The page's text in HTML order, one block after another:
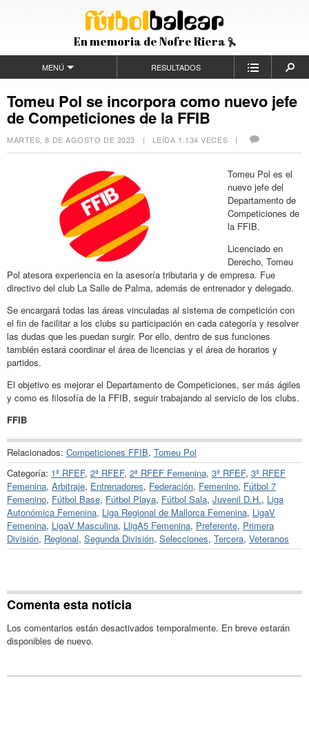
En memoria de Nofre Riera
MENÚ RESULTADOS
Tomeu Pol se incorpora como nuevo jefe
de Competiciones de la FFIB
MARTES, 8 DE AGOSTO DE 2023 | LEÍDA 1.134 VECES |
Tomeu Pol es el
nuevo jefe del
Departamento de
Competiciones de
la FFIB.
Licenciado en
Derecho, Tomeu
Pol atesora experiencia en la asesoría tributaria y de empresa. Fue
directivo del club La Salle de Palma, además de entrenador y delegado.
Se encargará todas las áreas vinculadas al sistema de competición con
el fin de facilitar a los clubs su participación en cada categoría y resolver
las dudas que les puedan surgir. Por ello, dentro de sus funciones
también estará coordinar el área de licencias y el área de horarios y
partidos.
El objetivo es mejorar el Departamento de Competiciones, ser más ágiles
y como es filosofía de la FFIB, seguir trabajando al servicio de los clubs.
FFIB
Relacionados: Competiciones FFIB, Tomeu Pol
Categoría: 1ª RFEF, 2ª RFEF, 2ª RFEF Femenina, 3ª RFEF, 3ª RFEF
Femenina, Arbitraje, Entrenadores, Federación, Femenino, Fútbol 7
Femenino, Fútbol Base, Fútbol Playa, Fútbol Sala, Juvenil D.H., Liga
Autonómica Femenina, Liga Regional de Mallorca Femenina, LigaV
Femenina, LigaV Masculina, LligA5 Femenina, Preferente, Primera
División, Regional, Segunda División, Selecciones, Tercera, Veteranos
Comenta esta noticia
Los comentarios están desactivados temporalmente. En breve estarán
disponibles de nuevo.